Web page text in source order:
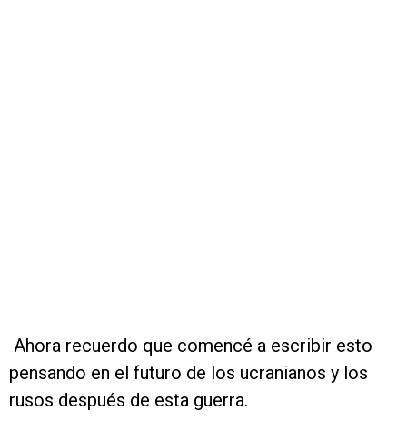
Ahora recuerdo que comencé a escribir esto
pensando en el futuro de los ucranianos y los
rusos después de esta guerra.